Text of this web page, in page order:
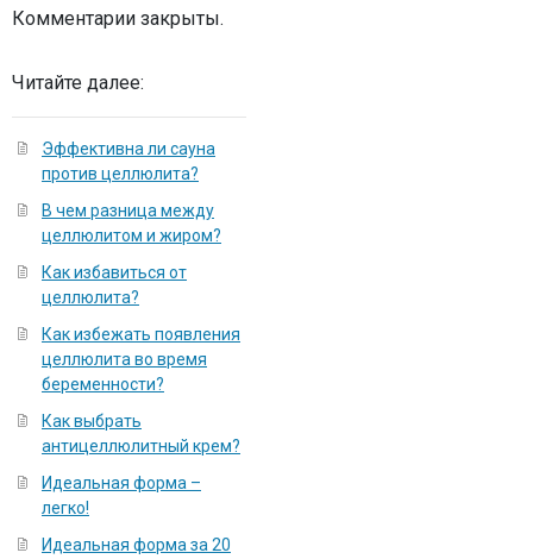
Комментарии закрыты.
Читайте далее:
Эффективна ли сауна
против целлюлита?
В чем разница между
целлюлитом и жиром?
Как избавиться от
целлюлита?
Как избежать появления
целлюлита во время
беременности?
Как выбрать
антицеллюлитный крем?
Идеальная форма –
легко!
Идеальная форма за 20